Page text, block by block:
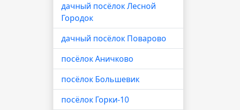
дачный посёлок Лесной
Городок
дачный посёлок Поварово
посёлок Аничково
посёлок Большевик
посёлок Горки-10